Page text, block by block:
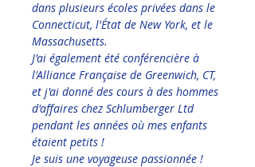
dans plusieurs écoles privées dans le
Connecticut, l'État de New York, et le
Massachusetts.
J'ai également été conférencière à
l'Alliance Française de Greenwich, CT,
et j'ai donné des cours à des hommes
d'affaires chez Schlumberger Ltd
pendant les années où mes enfants
étaient petits !
Je suis une voyageuse passionnée !